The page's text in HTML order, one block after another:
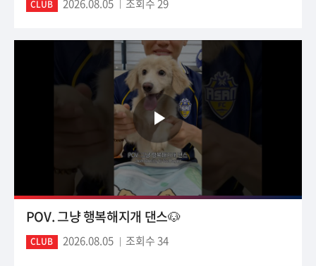
CLUB 2026.08.05 조회수 29
POV. 그냥 행복해지개 댄스🐶
CLUB 2026.08.05 조회수 34